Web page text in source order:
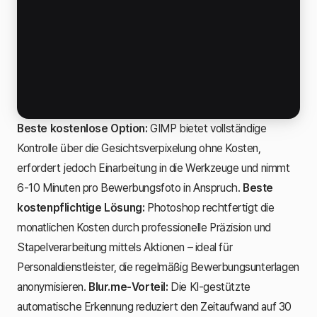
Beste kostenlose Option: GIMP bietet vollständige
Kontrolle über die Gesichtsverpixelung ohne Kosten,
erfordert jedoch Einarbeitung in die Werkzeuge und nimmt
6-10 Minuten pro Bewerbungsfoto in Anspruch. Beste
kostenpflichtige Lösung: Photoshop rechtfertigt die
monatlichen Kosten durch professionelle Präzision und
Stapelverarbeitung mittels Aktionen – ideal für
Personaldienstleister, die regelmäßig Bewerbungsunterlagen
anonymisieren. Blur.me-Vorteil: Die KI-gestützte
automatische Erkennung reduziert den Zeitaufwand auf 30